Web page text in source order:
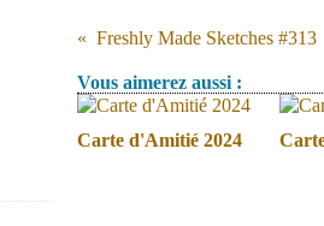
Freshly Made Sketches #313
Vous aimerez aussi :
Carte d'Amitié 2024